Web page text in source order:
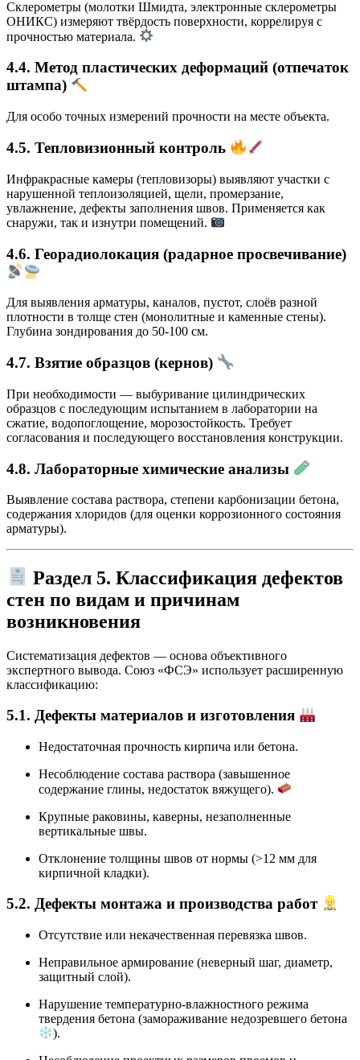
Склерометры (молотки Шмидта, электронные склерометры
ОНИКС) измеряют твёрдость поверхности, коррелируя с
прочностью материала.
4.4. Метод пластических деформаций (отпечаток
штампа)
Для особо точных измерений прочности на месте объекта.
4.5. Тепловизионный контроль
Инфракрасные камеры (тепловизоры) выявляют участки с
нарушенной теплоизоляцией, щели, промерзание,
увлажнение, дефекты заполнения швов. Применяется как
снаружи, так и изнутри помещений.
4.6. Георадиолокация (радарное просвечивание)
Для выявления арматуры, каналов, пустот, слоёв разной
плотности в толще стен (монолитные и каменные стены).
Глубина зондирования до 50-100 см.
4.7. Взятие образцов (кернов)
При необходимости — выбуривание цилиндрических
образцов с последующим испытанием в лаборатории на
сжатие, водопоглощение, морозостойкость. Требует
согласования и последующего восстановления конструкции.
4.8. Лабораторные химические анализы
Выявление состава раствора, степени карбонизации бетона,
содержания хлоридов (для оценки коррозионного состояния
арматуры).
Раздел 5. Классификация дефектов
стен по видам и причинам
возникновения
Систематизация дефектов — основа объективного
экспертного вывода. Союз «ФСЭ» использует расширенную
классификацию:
5.1. Дефекты материалов и изготовления
Недостаточная прочность кирпича или бетона.
Несоблюдение состава раствора (завышенное
содержание глины, недостаток вяжущего).
Крупные раковины, каверны, незаполненные
вертикальные швы.
Отклонение толщины швов от нормы (>12 мм для
кирпичной кладки).
5.2. Дефекты монтажа и производства работ
Отсутствие или некачественная перевязка швов.
Неправильное армирование (неверный шаг, диаметр,
защитный слой).
Нарушение температурно-влажностного режима
твердения бетона (замораживание недозревшего бетона
).